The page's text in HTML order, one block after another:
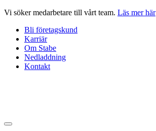
Hoppa
innehåll
Vi söker medarbetare till vårt team. Läs mer här
Bli företagskund
Karriär
Om Stabe
Nedladdning
Kontakt